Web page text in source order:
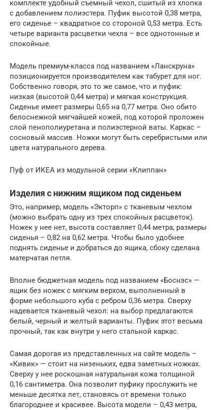
комплекте удобный съемный чехол, сшитый из хлопка
с добавлением полиэстера. Пуфик высотой 0,38 метра,
его сиденье – квадратное со стороной 0,53 метра. Есть
четыре варианта расцветки чехла – все однотонные и
спокойные.
Модель премиум-класса под названием «Ланскруна»
позиционируется производителем как табурет для ног.
Собственно говоря, это то же самое, что и пуфик:
низкая (высотой 0,44 метра) и мягкая конструкция.
Сиденье имеет размеры 0,65 на 0,77 метра. Оно обито
белоснежной мягчайшей кожей, под которой проложен
слой пенополиуретана и полиэстерной ваты. Каркас –
сосновый массив. Ножки могут быть серебристыми или
цвета натурального дерева.
Пуф от ИКЕА из модульной серии «Клиппан»
Изделия с нижним ящиком под сиденьем
Это, например, модель «Экторп» с тканевым чехлом
(можно выбрать одну из трех спокойных расцветок).
Ножек у нее нет, высота составляет 0,44 метра, размеры
сиденья – 0,82 на 0,62 метра. Чтобы было удобнее
поднять сиденье и добраться до ящика, сбоку сделана
матерчатая петля.
Вполне бюджетная модель под названием «Боснэс» —
ящик без ножек с мягким верхом, выполненный в
форме небольшого куба с ребром 0,36 метра. Сверху
надевается тканевый чехол: на выбор предлагаются
белый, черный и желтый варианты. Пуфик этот весьма
прочный, так как внутри у него стальной каркас.
Самая дорогая из представленных на сайте модель –
«Кивик» — стоит на низеньких, едва заметных ножках.
Сверху у нее роскошная натуральная кожа толщиной
0,16 сантиметра. Она позволит пуфику прослужить не
меньше десятка лет, становясь от времени только
благороднее и красивее. Высота модели – 0,43 метра,